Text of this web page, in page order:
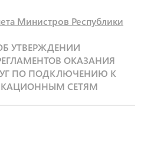
Министров Республики
УТВЕРЖДЕНИИ
ОКАЗАНИЯ
ПО ПОДКЛЮЧЕНИЮ К
СЕТЯМ